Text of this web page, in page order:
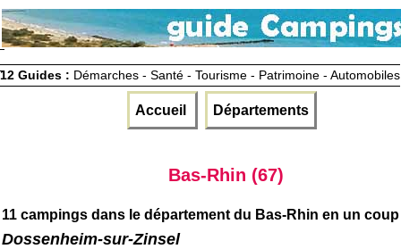
12 Guides : Démarches - Santé - Tourisme - Patrimoine - Automobiles
Accueil Départements
Bas-Rhin (67)
11 campings dans le département du Bas-Rhin en un
Dossenheim-sur-Zinsel